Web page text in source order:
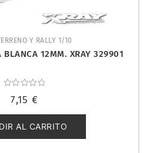
Y RALLY 1/10
BLANCA 12MM. XRAY 329901
con
de
5
7,15 €
AL CARRITO